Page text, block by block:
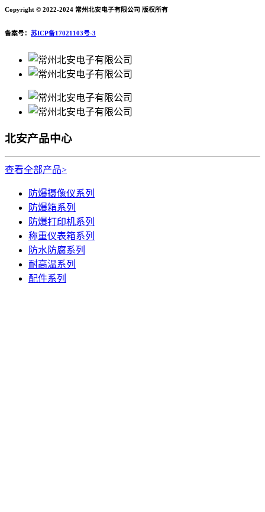
Copyright © 2022-2024 常州北安电子有限公司 版权所有
备案号： 苏ICP备17021103号-3
北安产品中心
查看全部产品>
防爆摄像仪系列
防爆箱系列
防爆打印机系列
称重仪表箱系列
防水防腐系列
耐高温系列
配件系列